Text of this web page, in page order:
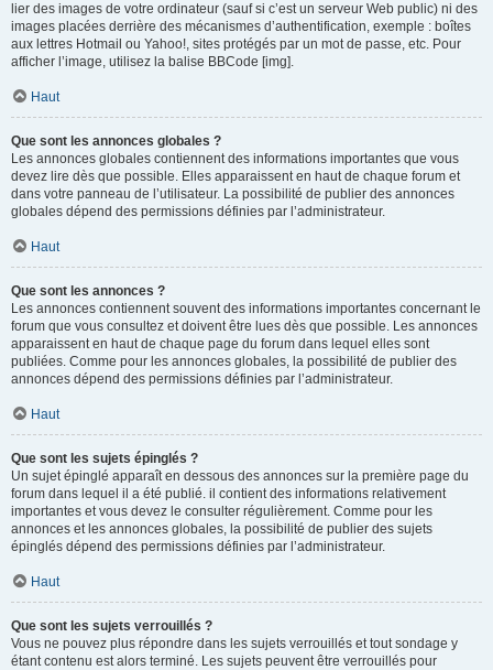
lier des images de votre ordinateur (sauf si c’est un serveur Web public) ni des
images placées derrière des mécanismes d’authentification, exemple : boîtes
aux lettres Hotmail ou Yahoo!, sites protégés par un mot de passe, etc. Pour
afficher l’image, utilisez la balise BBCode [img].
Haut
Que sont les annonces globales ?
Les annonces globales contiennent des informations importantes que vous
devez lire dès que possible. Elles apparaissent en haut de chaque forum et
dans votre panneau de l’utilisateur. La possibilité de publier des annonces
globales dépend des permissions définies par l’administrateur.
Haut
Que sont les annonces ?
Les annonces contiennent souvent des informations importantes concernant le
forum que vous consultez et doivent être lues dès que possible. Les annonces
apparaissent en haut de chaque page du forum dans lequel elles sont
publiées. Comme pour les annonces globales, la possibilité de publier des
annonces dépend des permissions définies par l’administrateur.
Haut
Que sont les sujets épinglés ?
Un sujet épinglé apparaît en dessous des annonces sur la première page du
forum dans lequel il a été publié. il contient des informations relativement
importantes et vous devez le consulter régulièrement. Comme pour les
annonces et les annonces globales, la possibilité de publier des sujets
épinglés dépend des permissions définies par l’administrateur.
Haut
Que sont les sujets verrouillés ?
Vous ne pouvez plus répondre dans les sujets verrouillés et tout sondage y
étant contenu est alors terminé. Les sujets peuvent être verrouillés pour